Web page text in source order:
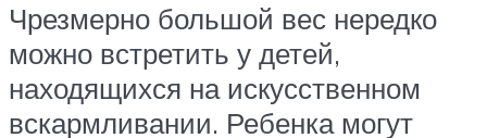
Чрезмерно большой вес нередко
можно встретить у детей,
находящихся на искусственном
вскармливании. Ребенка могут